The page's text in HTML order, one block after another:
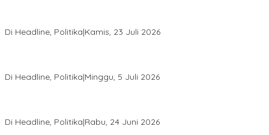
Di Headline, Politika|Kamis, 23 Juli 2026
Di Headline, Politika|Minggu, 5 Juli 2026
Di Headline, Politika|Rabu, 24 Juni 2026